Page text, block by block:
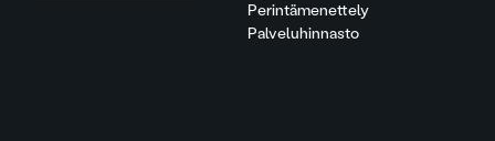
Perintämenettely
Palveluhinnasto